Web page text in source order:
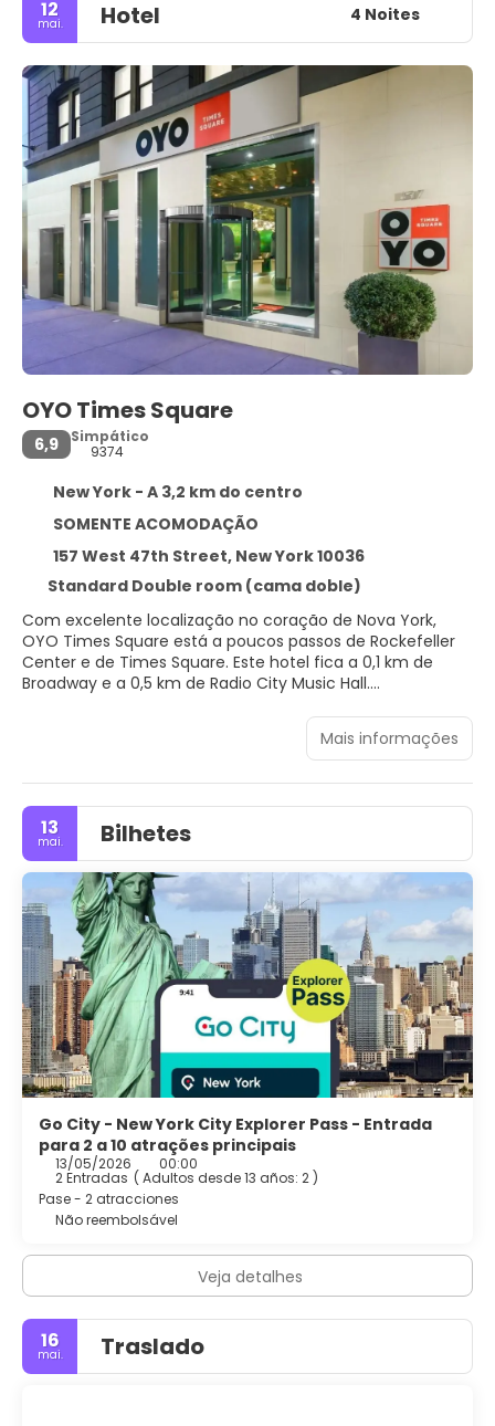
12
mai. Hotel 4 Noites
OYO Times Square
6,9
Simpático
9374
New York - A 3,2 km do centro
SOMENTE ACOMODAÇÃO
157 West 47th Street, New York 10036
Standard Double room (cama doble)
Com excelente localização no coração de Nova York,
OYO Times Square está a poucos passos de Rockefeller
Center e de Times Square. Este hotel fica a 0,1 km de
Broadway e a 0,5 km de Radio City Music Hall.
Aproveite comodidades convenientes, como Wi-Fi de
cortesia, serviços de concierge e máquina automática de
Sinta-se em casa em um de nossos 208 quartos com ar-
condicionado e TVs LCD. A propriedade oferece Wi-Fi de
cortesia para navegar na web e canais a cabo para a sua
diversão. Banheiro privativo com chuveiros apresenta
produtos de toalete de cortesia e secadores de cabelo.
As comodidades incluem cofres e escrivaninhas, além de
telefones com chamadas locais grátis.
OYO Times Square oferece aos hóspedes deliciosas
opções de refeição no Serendipity 3 Times Squar.
As comodidades presentes incluem check-out expresso,
serviço de lavanderia e lavagem a seco e balcão de
recepção 24 horas.
Mais informações
13
mai. Bilhetes
Go City - New York City Explorer Pass - Entrada
para 2 a 10 atrações principais
13/05/2026 00:00
2 Entradas ( Adultos desde 13 años: 2 )
Pase - 2 atracciones
Não reembolsável
Veja detalhes
16
mai. Traslado